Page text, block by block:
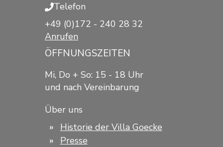
Telefon
+49 (0)172 - 240 28 32
Anrufen
ÖFFNUNGSZEITEN
Mi, Do + So: 15 - 18 Uhr
und nach Vereinbarung
Über uns
Historie der Villa Goecke
Presse